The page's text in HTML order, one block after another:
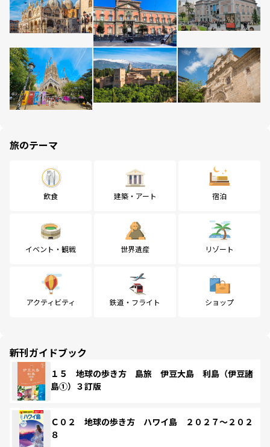
旅のテーマ
飲食 建築・アート 宿泊
イベント・観戦 世界遺産 リゾート
アクティビティ 鉄道・フライト ショップ
新刊ガイドブック
１５ 地球の歩き方 島旅 伊豆大島 利島（伊豆諸
島①）３訂版
Ｃ０２ 地球の歩き方 ハワイ島 ２０２７～２０２
８